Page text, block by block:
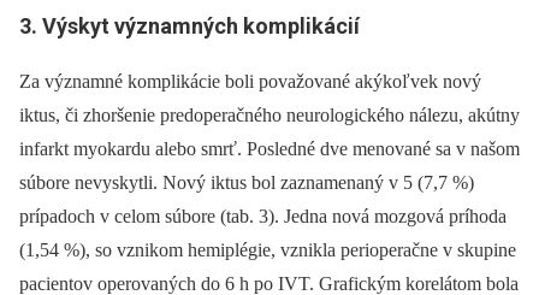
3. Výskyt významných komplikácií
Za významné komplikácie boli považované akýkoľvek nový
iktus, či zhoršenie predoperačného neurologického nálezu, akútny
infarkt myokardu alebo smrť. Posledné dve menované sa v našom
súbore nevyskytli. Nový iktus bol zaznamenaný v 5 (7,7 %)
prípadoch v celom súbore (tab. 3). Jedna nová mozgová príhoda
(1,54 %), so vznikom hemiplégie, vznikla perioperačne v skupine
pacientov operovaných do 6 h po IVT. Grafickým korelátom bola